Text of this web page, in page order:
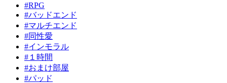
#RPG
#バッドエンド
#マルチエンド
#同性愛
#インモラル
#１時間
#おまけ部屋
#パッド